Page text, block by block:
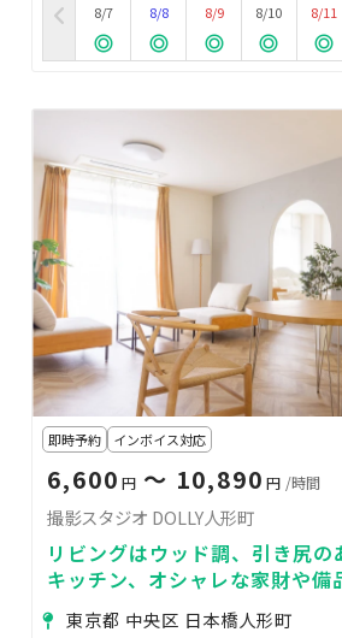
8/7
8/8
8/9
8/10
8/11
即時予約 インボイス対応
6,600 円 〜 10,890 円 /時間
撮影スタジオ DOLLY人形町
リビングはウッド調、引き尻の
キッチン、オシャレな家財や備
ハウススタジオ
東京都 中央区 日本橋人形町